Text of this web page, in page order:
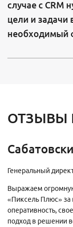
случае с CRM
цели и задачи
необходимый
ОТЗЫВЫ
Генеральный
Выражаем
«Пиксель Плюс» за
оперативность,
подход в решении